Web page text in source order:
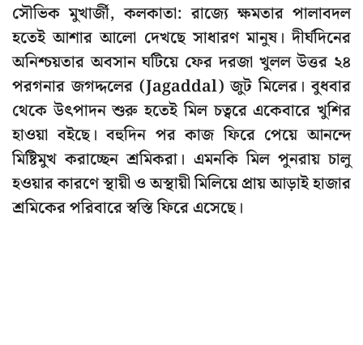
সৌভিক মুখার্জী, কলকাতা: রাজ্যে ক্ষমতার পালাবদল
হতেই আশার আলো দেখছে সাধারণ মানুষ। দীর্ঘদিনের
অনিশ্চয়তার অবসান ঘটিয়ে ফের দরজা খুলল উত্তর ২৪
পরগনার জগদ্দলের (Jagaddal) জুট মিলের। বুধবার
থেকে উৎপাদন শুরু হতেই মিল চত্বরে একেবারে খুশির
হাওয়া বইছে। বহুদিন পর কাজ ফিরে পেয়ে আনন্দে
মিষ্টিমুখ করাচ্ছেন শ্রমিকরা। এমনকি মিল পুনরায় চালু
হওয়ার কারণে স্থায়ী ও অস্থায়ী মিলিয়ে প্রায় আড়াই হাজার
শ্রমিকের পরিবারে স্বস্তি ফিরে এসেছে।